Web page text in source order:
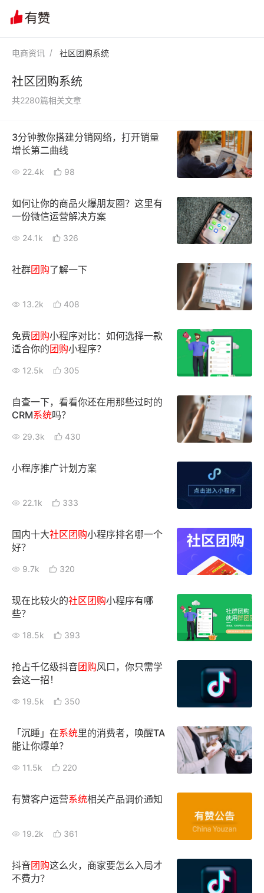
电商资讯 社区团购系统
社区团购系统
共2280篇相关文章
3分钟教你搭建分销网络，打开销量
增长第二曲线
22.4k 98
如何让你的商品火爆朋友圈？这里有
一份微信运营解决方案
24.1k 326
社群团购了解一下
13.2k 408
免费团购小程序对比：如何选择一款
适合你的团购小程序？
12.5k 305
自查一下，看看你还在用那些过时的
CRM系统吗？
29.3k 430
小程序推广计划方案
22.1k 333
国内十大社区团购小程序排名哪一个
好？
9.7k 320
现在比较火的社区团购小程序有哪
些？
18.5k 393
抢占千亿级抖音团购风口，你只需学
会这一招！
19.5k 350
「沉睡」在系统里的消费者，唤醒TA
能让你爆单？
11.5k 220
有赞客户运营系统相关产品调价通知
19.2k 361
抖音团购这么火，商家要怎么入局才
不费力？